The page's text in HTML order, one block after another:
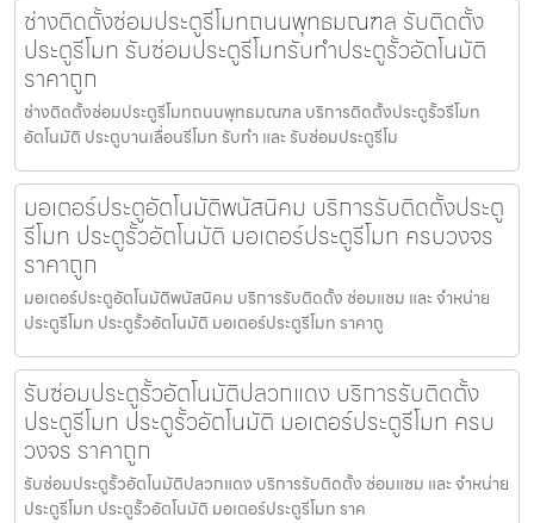
ช่างติดตั้งซ่อมประตูรีโมทถนนพุทธมณฑล รับติดตั้ง
ประตูรีโมท รับซ่อมประตูรีโมทรับทำประตูรั้วอัตโนมัติ
ราคาถูก
ช่างติดตั้งซ่อมประตูรีโมทถนนพุทธมณฑล บริการติดตั้งประตูรั้วรีโมท
อัตโนมัติ ประตูบานเลื่อนรีโมท รับทำ และ รับซ่อมประตูรีโม
มอเตอร์ประตูอัตโนมัติพนัสนิคม บริการรับติดตั้งประตู
รีโมท ประตูรั้วอัตโนมัติ มอเตอร์ประตูรีโมท ครบวงจร
ราคาถูก
มอเตอร์ประตูอัตโนมัติพนัสนิคม บริการรับติดตั้ง ซ่อมแซม และ จำหน่าย
ประตูรีโมท ประตูรั้วอัตโนมัติ มอเตอร์ประตูรีโมท ราคาถู
รับซ่อมประตูรั้วอัตโนมัติปลวกแดง บริการรับติดตั้ง
ประตูรีโมท ประตูรั้วอัตโนมัติ มอเตอร์ประตูรีโมท ครบ
วงจร ราคาถูก
รับซ่อมประตูรั้วอัตโนมัติปลวกแดง บริการรับติดตั้ง ซ่อมแซม และ จำหน่าย
ประตูรีโมท ประตูรั้วอัตโนมัติ มอเตอร์ประตูรีโมท ราค